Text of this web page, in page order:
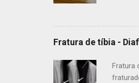
na
nesse
Fratura de tíbia -
Fratura